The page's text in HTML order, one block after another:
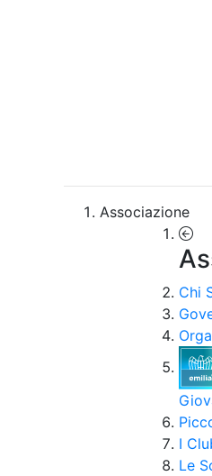
Associazione
Chi
I
Le